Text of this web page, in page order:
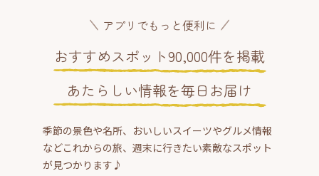
アプリでもっと便利に
おすすめスポット90,000件を掲載
あたらしい情報を毎日お届け
季節の景色や名所、おいしいスイーツやグルメ情報
などこれからの旅、週末に行きたい素敵なスポット
が見つかります♪